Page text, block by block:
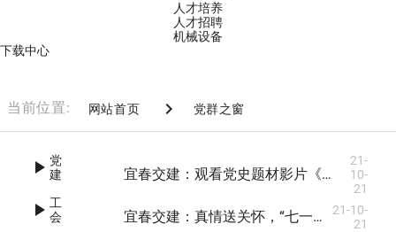
人才培养
人才招聘
机械设备
下载中心
当前位置: 网站首页  党群之窗
 党
建
 工
会
宜春交建：观看党史题材影片《建党伟业》 重温红色记忆
21-
10-
21
宜春交建：真情送关怀，“七一”暖人心
21-10-
21